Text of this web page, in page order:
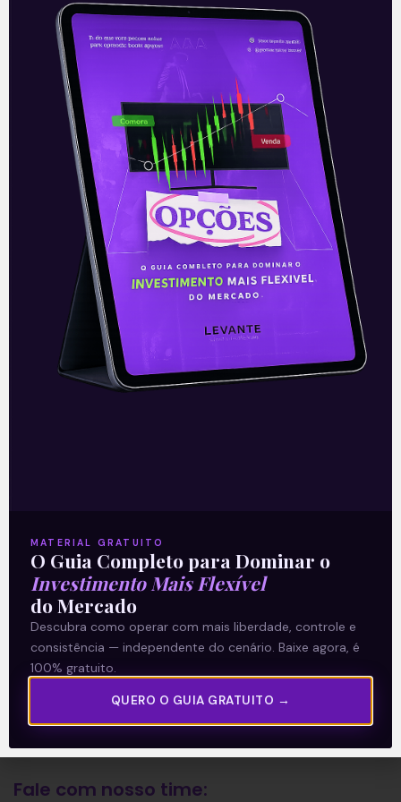
Vendas da Tesla na China
De acordo com dados apresentados
pela “China Passenger Car Association”
nesta quarta-feira (10), o Model Y, da
Tesla, foi o terceiro veículo elétrico (EV)
mais
Leia mais
11/03/2021
Política de Privacidade
Explore
Artigos
E Eu Com Isso?
Vídeos no Youtube
Manuais de Investimento
Fale com nosso time:
MATERIAL GRATUITO
O Guia Completo para Dominar o
Investimento Mais Flexível
do Mercado
Descubra como operar com mais liberdade, controle e
consistência — independente do cenário. Baixe agora, é
100% gratuito.
QUERO O GUIA GRATUITO →